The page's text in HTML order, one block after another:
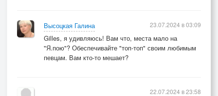
Высоцкая Галина
Gilles, я удивляюсь! Вам что, места мало на
"Я.пою"? Обеспечивайте "топ-топ" своим любимым
певцам. Вам кто-то мешает?
23.07.2024 в 03:09
22.07.2024 в 23:58